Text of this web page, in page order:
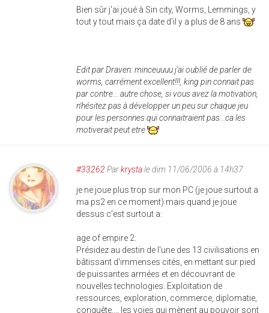
Bien sûr j'ai joué à Sin city, Worms, Lemmings, y
tout y tout mais ça date d'il y a plus de 8 ans
Edit par Draven: minceuuuu j'ai oublié de parler de
worms, carrément excellent!!!, king pin connait pas
par contre... autre chose, si vous avez la motivation,
n'hésitez pas à développer un peu sur chaque jeu
pour les personnes qui connaitraient pas...ca les
motiverait peut etre
#33262 Parkrystale dim 11/06/2006 à 14h37
je ne joue plus trop sur mon PC (je joue surtout a
ma ps2 en ce moment) mais quand je joue
dessus c'est surtout a:
age of empire 2:
Présidez au destin de l'une des 13 civilisations en
bâtissant d'immenses cités, en mettant sur pied
de puissantes armées et en découvrant de
nouvelles technologies. Exploitation de
ressources, exploration, commerce, diplomatie,
conquête..., les voies qui mènent au pouvoir sont